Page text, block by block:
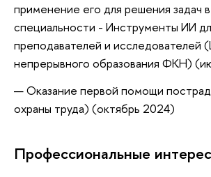
применение его для решения задач
специальности - Инструменты ИИ
преподавателей и исследователей
непрерывного образования ФКН)
Оказание первой помощи
охраны труда) (октябрь 2024)
Профессиональные